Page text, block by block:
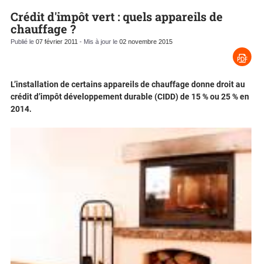
Crédit d'impôt vert : quels appareils de
chauffage ?
Publié le 07 février 2011 - Mis à jour le 02 novembre 2015
L’installation de certains appareils de chauffage donne droit au
crédit d’impôt développement durable (CIDD) de 15 % ou 25 % en
2014.